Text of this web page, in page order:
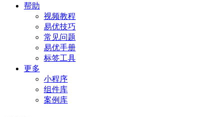
帮助
视频教程
易优技巧
常见问题
易优手册
标签工具
更多
小程序
组件库
案例库